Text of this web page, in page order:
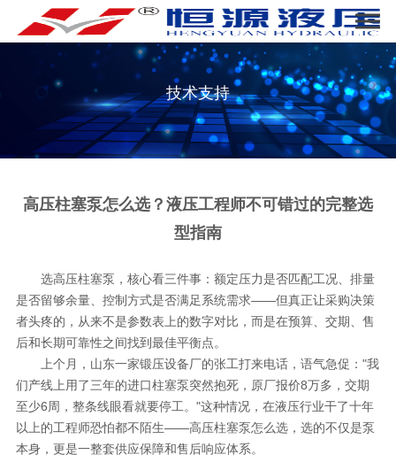
技术支持
高压柱塞泵怎么选？液压工程师不可错过的完整选
型指南
选高压柱塞泵，核心看三件事：额定压力是否匹配工况、排量
是否留够余量、控制方式是否满足系统需求——但真正让采购决策
者头疼的，从来不是参数表上的数字对比，而是在预算、交期、售
后和长期可靠性之间找到最佳平衡点。
上个月，山东一家锻压设备厂的张工打来电话，语气急促："我
们产线上用了三年的进口柱塞泵突然抱死，原厂报价8万多，交期
至少6周，整条线眼看就要停工。"这种情况，在液压行业干了十年
以上的工程师恐怕都不陌生——高压柱塞泵怎么选，选的不仅是泵
本身，更是一整套供应保障和售后响应体系。